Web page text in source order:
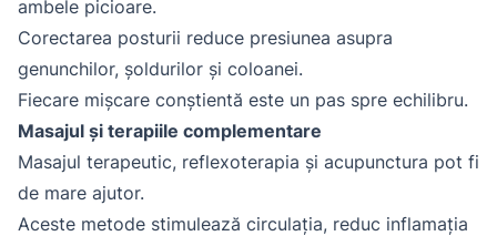
ambele picioare.
Corectarea posturii reduce presiunea asupra
genunchilor, șoldurilor și coloanei.
Fiecare mișcare conștientă este un pas spre echilibru.
Masajul și terapiile complementare
Masajul terapeutic, reflexoterapia și acupunctura pot fi
de mare ajutor.
Aceste metode stimulează circulația, reduc inflamația